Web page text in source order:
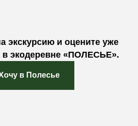
экскурсию и оцените уже
в экодеревне «ПОЛЕСЬЕ».
в Полесье